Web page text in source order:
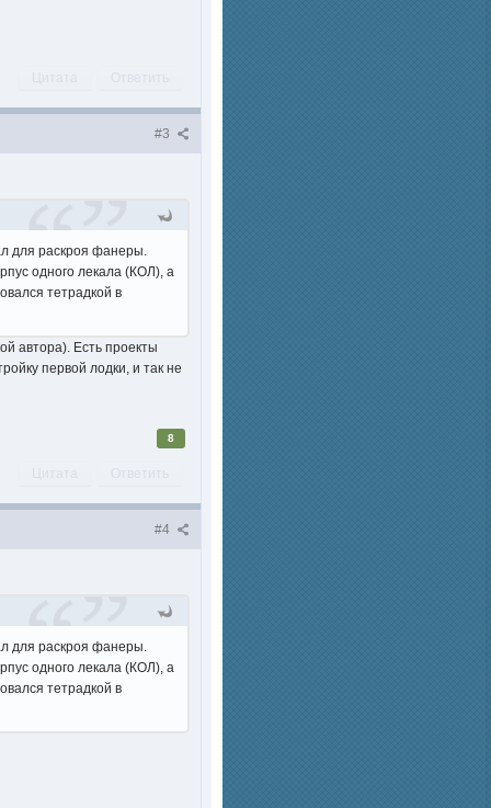
#3
для раскроя фанеры.
одного лекала (КОЛ), а
тетрадкой в
автора). Есть проекты
первой лодки, и так не
8
#4
для раскроя фанеры.
одного лекала (КОЛ), а
тетрадкой в